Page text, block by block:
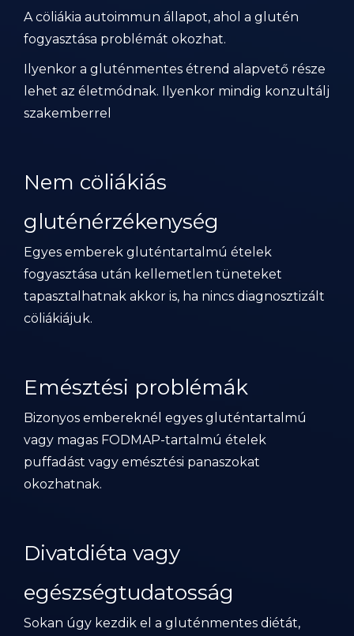
A cöliákia autoimmun állapot, ahol a glutén
fogyasztása problémát okozhat.
Ilyenkor a gluténmentes étrend alapvető része
lehet az életmódnak. Ilyenkor mindig konzultálj
szakemberrel
Nem cöliákiás
gluténérzékenység
Egyes emberek gluténtartalmú ételek
fogyasztása után kellemetlen tüneteket
tapasztalhatnak akkor is, ha nincs diagnosztizált
cöliákiájuk.
Emésztési problémák
Bizonyos embereknél egyes gluténtartalmú
vagy magas FODMAP-tartalmú ételek
puffadást vagy emésztési panaszokat
okozhatnak.
Divatdiéta vagy
egészségtudatosság
Sokan úgy kezdik el a gluténmentes diétát,